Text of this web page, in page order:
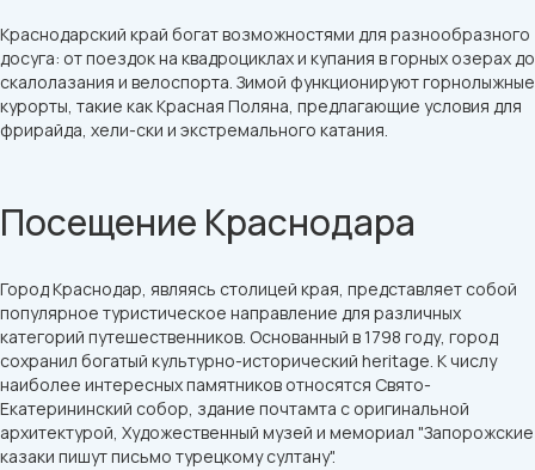
Краснодарский край богат возможностями для разнообразного
досуга: от поездок на квадроциклах и купания в горных озерах до
скалолазания и велоспорта. Зимой функционируют горнолыжные
курорты, такие как Красная Поляна, предлагающие условия для
фрирайда, хели-ски и экстремального катания.
Посещение Краснодара
Город Краснодар, являясь столицей края, представляет собой
популярное туристическое направление для различных
категорий путешественников. Основанный в 1798 году, город
сохранил богатый культурно-исторический heritage. К числу
наиболее интересных памятников относятся Свято-
Екатерининский собор, здание почтамта с оригинальной
архитектурой, Художественный музей и мемориал "Запорожские
казаки пишут письмо турецкому султану".